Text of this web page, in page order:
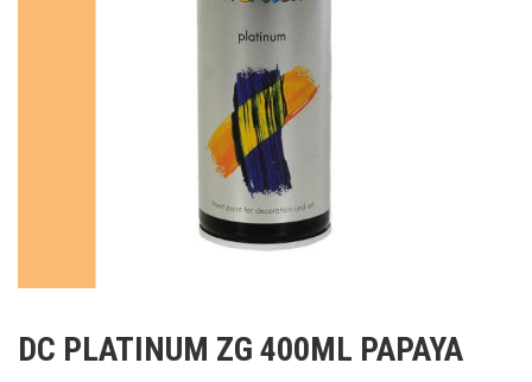
het
DC PLATINUM ZG 400ML PAPAYA